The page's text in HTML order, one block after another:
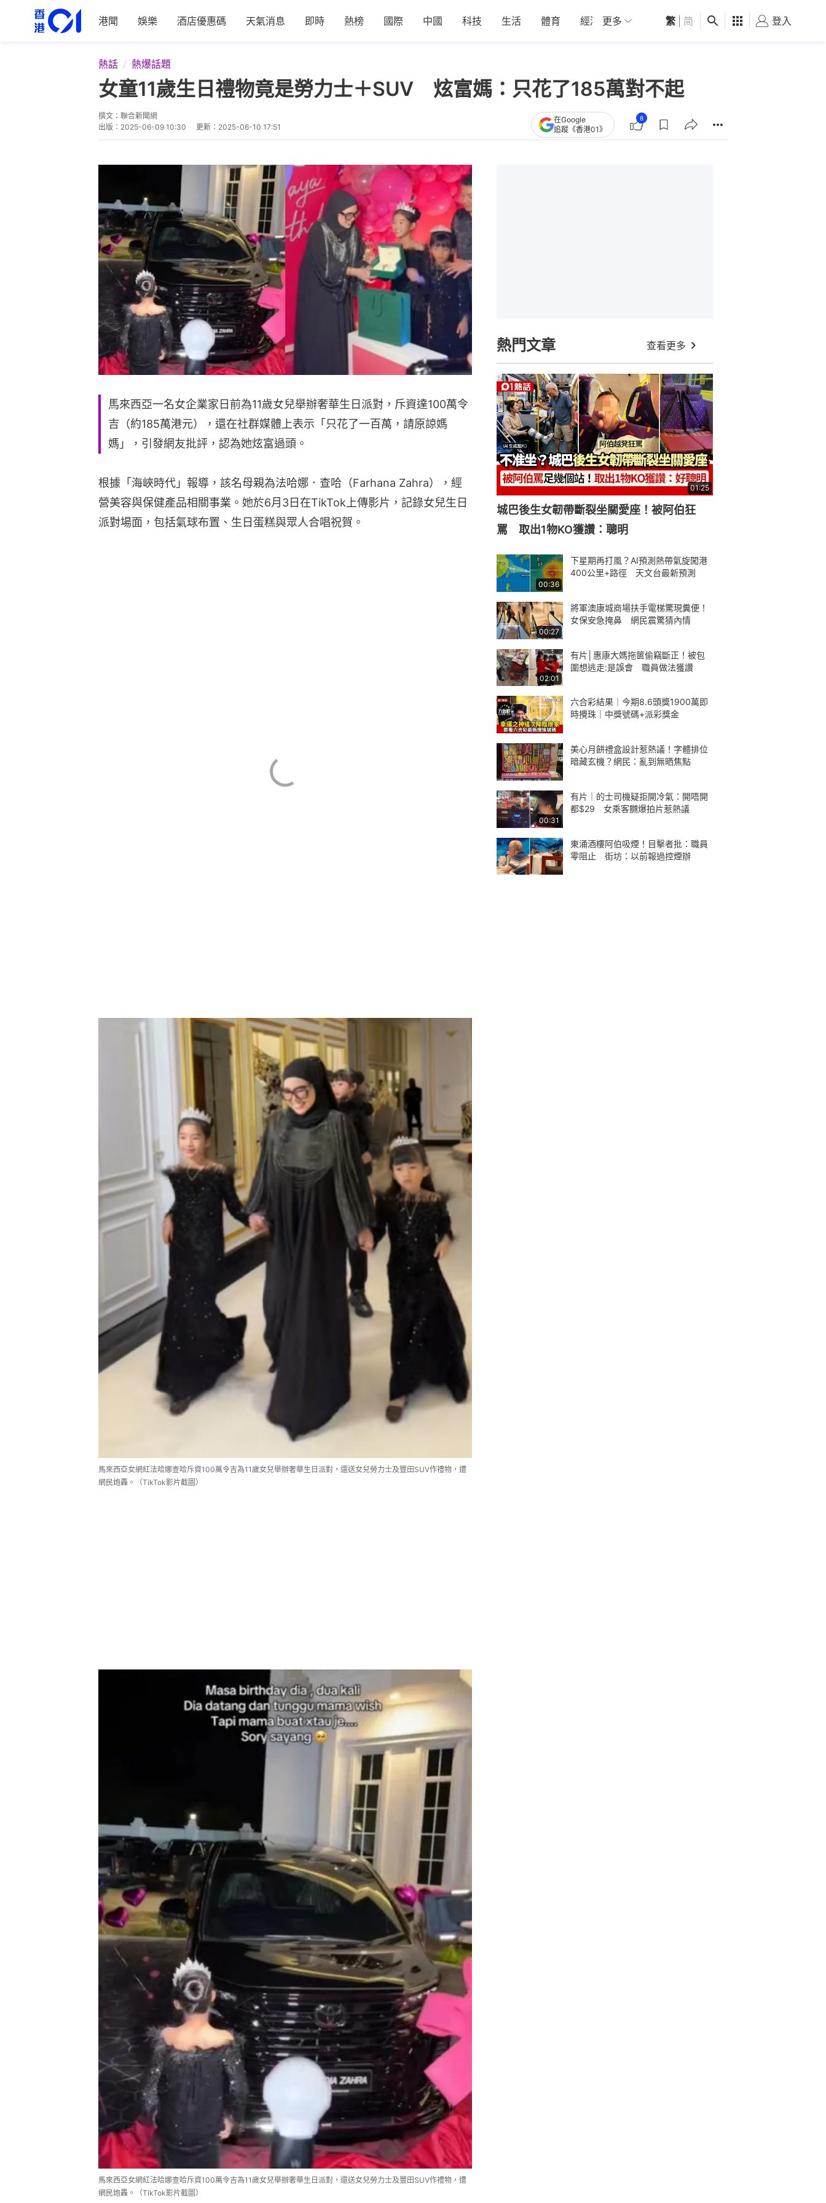
港聞 娛樂 酒店優惠碼 天氣消息 即時 熱榜 國際 中國 科技 生活 體育 經濟 01深圳 觀點 健康 好食玩飛
更多 繁 简 登入
熱話 熱爆話題
女童11歲生日禮物竟是勞力士＋SUV 炫富媽：只花了185萬對不起
撰文： 聯合新聞網
出版： 2025-06-09 10:30 更新： 2025-06-10 17:51
在Google
追蹤《香港01》
8
馬來西亞一名女企業家日前為11歲女兒舉辦奢華生日派對，斥資達100萬令
吉（約185萬港元），還在社群媒體上表示「只花了一百萬，請原諒媽
媽」，引發網友批評，認為她炫富過頭。
根據「海峽時代」報導，該名母親為法哈娜．查哈（Farhana Zahra），經
營美容與保健產品相關事業。她於6月3日在TikTok上傳影片，記錄女兒生日
派對場面，包括氣球布置、生日蛋糕與眾人合唱祝賀。
馬來西亞女網紅法哈娜查哈斥資100萬令吉為11歲女兒舉辦奢華生日派對，還送女兒勞力士及豐田SUV作禮物，遭
網民炮轟。（TikTok影片截圖）
馬來西亞女網紅法哈娜查哈斥資100萬令吉為11歲女兒舉辦奢華生日派對，還送女兒勞力士及豐田SUV作禮物，遭
網民炮轟。（TikTok影片截圖）
熱門文章 查看更多
01:25
城巴後生女韌帶斷裂坐關愛座！被阿伯狂
罵 取出1物KO獲讚：聰明
00:36
下星期再打風？AI預測熱帶氣旋闖港
400公里+路徑 天文台最新預測
00:27
將軍澳康城商場扶手電梯驚現糞便！
女保安急掩鼻 網民震驚猜內情
02:01
有片│惠康大媽拖篋偷竊斷正！被包
圍想逃走:是誤會 職員做法獲讚
六合彩結果｜今期8.6頭獎1900萬即
時攪珠｜中獎號碼+派彩獎金
美心月餅禮盒設計惹熱議！字體排位
暗藏玄機？網民：亂到無晒焦點
00:31
有片｜的士司機疑拒開冷氣：開唔開
都$29 女乘客嬲爆拍片惹熱議
東涌酒樓阿伯吸煙！目擊者批：職員
零阻止 街坊：以前報過控煙辦